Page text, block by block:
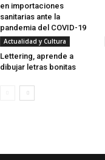
en importaciones
sanitarias ante la
pandemia del COVID-19
Actualidad y Cultura
Lettering, aprende a
dibujar letras bonitas